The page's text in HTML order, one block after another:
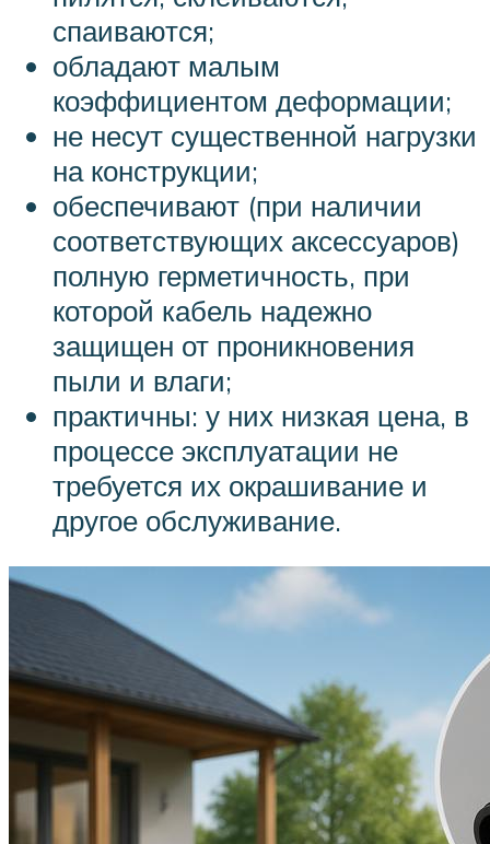
спаиваются;
обладают малым
коэффициентом деформации;
не несут существенной нагрузки
на конструкции;
обеспечивают (при наличии
соответствующих аксессуаров)
полную герметичность, при
которой кабель надежно
защищен от проникновения
пыли и влаги;
практичны: у них низкая цена, в
процессе эксплуатации не
требуется их окрашивание и
другое обслуживание.